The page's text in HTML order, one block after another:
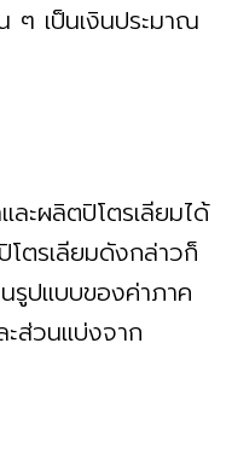
ๆ เป็นเงินประมาณ
ะผลิตปิโตรเลียมได้
ตรเลียมดังกล่าวก็
นรูปแบบของค่าภาค
ส่วนแบ่งจาก